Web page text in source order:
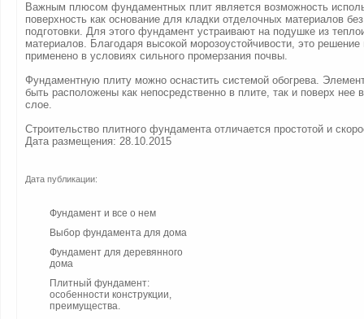
Важным плюсом фундаментных плит является возможность
поверхность как основание для кладки отделочных материалов
подготовки. Для этого фундамент устраивают на подушке из
материалов. Благодаря высокой морозоустойчивости, это
применено в условиях сильного промерзания почвы.
Фундаментную плиту можно оснастить системой обогрева.
быть расположены как непосредственно в плите, так и поверх нее
слое.
Строительство плитного фундамента отличается простотой и
Дата размещения: 28.10.2015
Дата публикации:
Фундамент и все о нем
Выбор фундамента для дома
Фундамент для деревянного
дома
Плитный фундамент:
особенности конструкции,
преимущества.